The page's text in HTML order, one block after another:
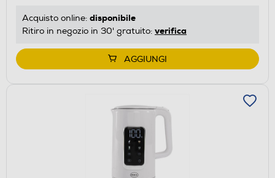
Acquisto online: disponibile
Ritiro in negozio in 30' gratuito: verifica
AGGIUNGI